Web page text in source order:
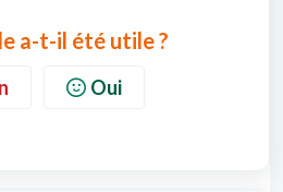
a-t-il été utile ?
Oui